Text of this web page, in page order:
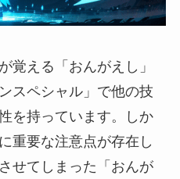
覚える「おんがえし」
スペシャル」で他の技
を持っています。しか
重要な注意点が存在し
せてしまった「おんが